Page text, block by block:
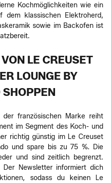
Kochmöglichkeiten wie ein
dem klassischen Elektroherd,
sowie im Backofen ist
LE CREUSET
LOUNGE BY
der französischen Marke reiht
im Segment des Koch- und
richtig günstig im Le Creuset
und spare bis zu 75 %. Die
und sind zeitlich begrenzt.
Newsletter informiert dich
sodass du keinen Le